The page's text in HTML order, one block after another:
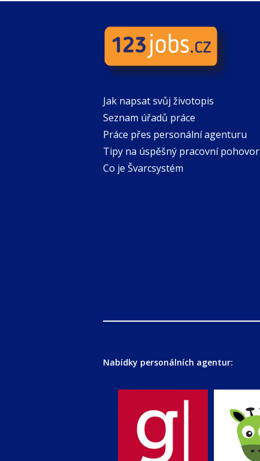
Jak napsat svůj životopis
Seznam úřadů práce
Práce přes personální agenturu
Tipy na úspěšný pracovní pohovor
Co je Švarcsystém
Nabídky personálních agentur: